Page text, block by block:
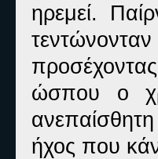
ηρεμεί.
ώσπου ο
ήχος που